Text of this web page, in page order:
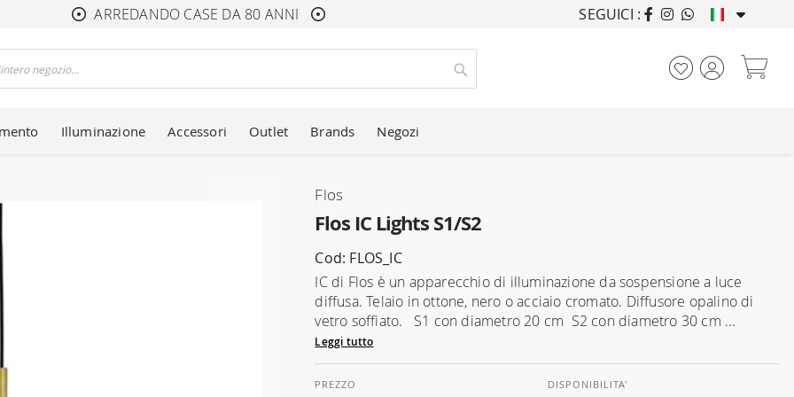
ARREDANDO CASE DA 80 ANNI ARREDANDO CASE
SEGUICI :
Cerca
Illuminazione Accessori Outlet Brands Negozi
Flos IC Lights S1/S2
Flos
Cod: FLOS_IC
IC di Flos è un apparecchio di illuminazione da sospensione a luce
diffusa. Telaio in ottone, nero o acciaio cromato. Diffusore opalino di
vetro soffiato. S1 con diametro 20 cm S2 con diametro 30 cm ...
Leggi tutto
DISPONIBILITA'